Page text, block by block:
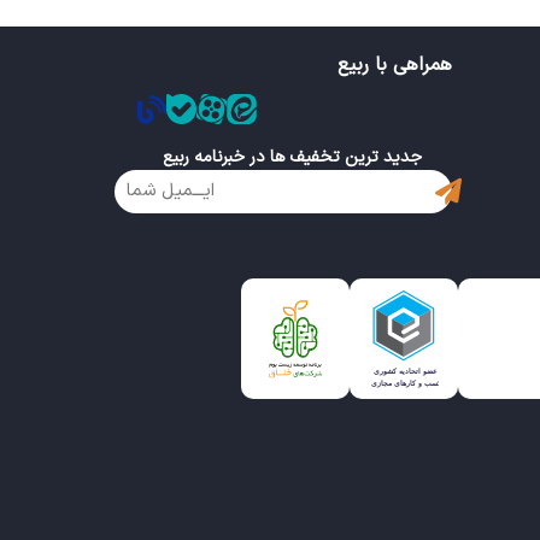
همراهی با ربیع
جدید ترین تخفیف ها در خبرنامه ربیع